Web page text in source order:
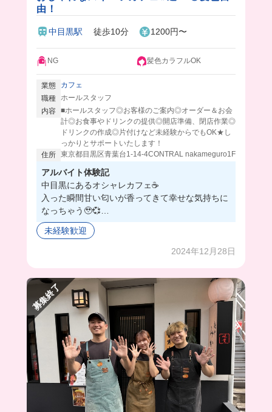
由！
中目黒駅 徒歩10分 1200円〜
NG 髪色カラフルOK
業態
カフェ
職種 ホールスタッフ
内容 ■ホールスタッフ◎お客様のご案内◎オーダー＆お会
計◎お食事やドリンクの提供◎開店準備、閉店作業◎
ドリンクの作成◎片付けなど未経験からでもOK★し
っかりとサポートいたします！
住所 東京都目黒区青葉台1-14-4CONTRAL nakameguro1F
アルバイト体験記
中目黒にあるオシャレカフェ☕️
入った瞬間甘い匂いが香ってきて幸せな気持ちに
なっちゃう🥹💞
店内とっても綺麗だし、働いてるだけでテンショ
ン上がる🌟
未経験歓迎
2024年12月28日
募集終了